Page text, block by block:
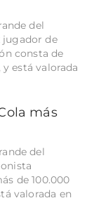
del
jugador de
consta de
está valorada
más
del
de 100.000
valorada en